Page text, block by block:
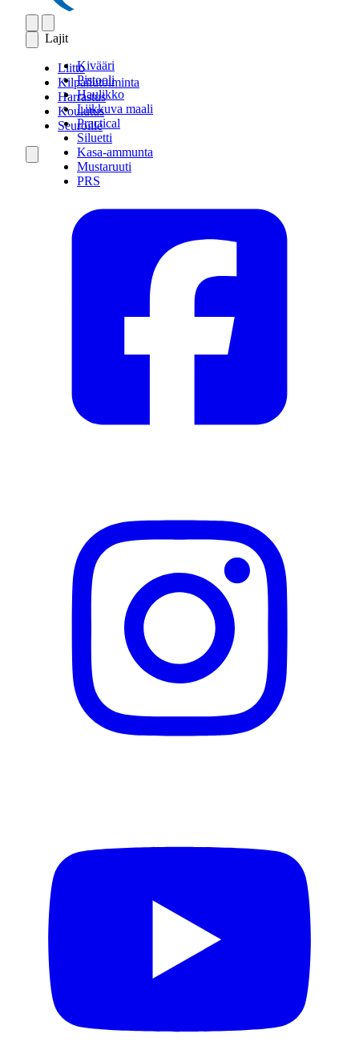
Lajit
Kivääri
Pistooli
Haulikko
Liikkuva maali
Practical
Siluetti
Kasa-ammunta
Mustaruuti
PRS
Liitto
Kilpailutoiminta
Harrastus
Koulutus
Seuroille